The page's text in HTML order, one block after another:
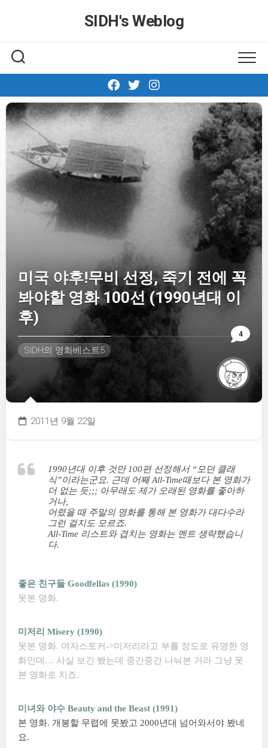
SIDH′s Weblog
4
미국 야후!무비 선정, 죽기 전에 꼭
봐야할 영화 100선 (1990년대 이
후)
SIDH의 영화베스트5
2011년 9월 22일
1990년대 이후 것만 100편 선정해서 “모던 클래
식”이라는군요. 근데 어째 All-Time때보다 본 영화가
더 없는 듯;;; 아무래도 제가 오래된 영화를 좋아하
거나,
어렸을 때 주말의 명화를 통해 본 영화가 대다수라
그런 걸지도 모르죠.
All-Time 리스트와 겹치는 영화는 멘트 생략했습니
다.
좋은 친구들 Goodfellas (1990)
못본 영화.
미저리 Misery (1990)
못본 영화. 여자스토커->미저리라고 부를 정도로 유명한 영
화인데… 사실 보긴 봤는데 중간중간 나눠본 거라 그냥 못
본 영화로 치죠.
미녀와 야수 Beauty and the Beast (1991)
본 영화. 개봉할 무렵에 못봤고 2000년대 넘어와서야 봤네
요.